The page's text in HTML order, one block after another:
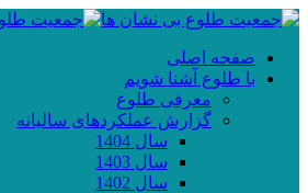
صفحه اصلی
با طلوع آشنا شویم
معرفی طلوع
گزارش عملکردهای سالیانه
سال 1404
سال 1403
سال 1402